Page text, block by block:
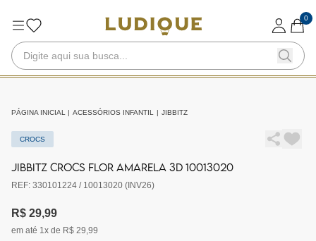
0
PÁGINA INICIAL | ACESSÓRIOS INFANTIL | JIBBITZ
CROCS
JIBBITZ CROCS FLOR AMARELA 3D 10013020
REF: 330101224 / 10013020 (INV26)
R$ 29,99
em até 1x de R$ 29,99